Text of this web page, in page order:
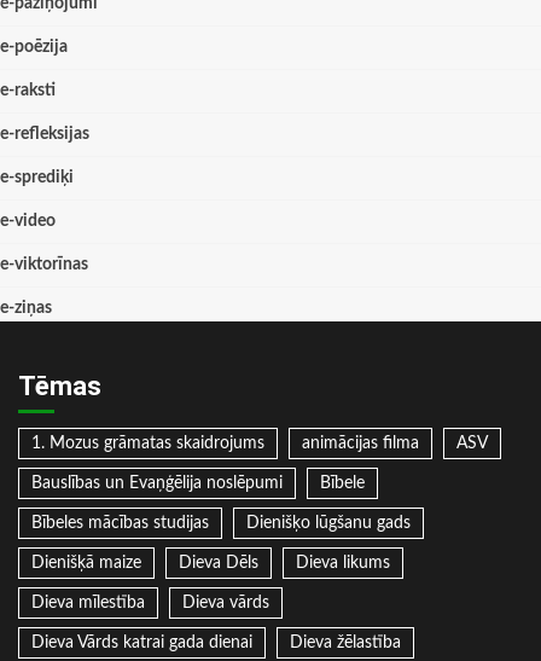
e-paziņojumi
e-poēzija
e-raksti
e-refleksijas
e-sprediķi
e-video
e-viktorīnas
e-ziņas
Tēmas
1. Mozus grāmatas skaidrojums animācijas filma ASV
Bauslības un Evaņģēlija noslēpumi Bībele
Bībeles mācības studijas Dienišķo lūgšanu gads
Dienišķā maize Dieva Dēls Dieva likums
Dieva mīlestība Dieva vārds
Dieva Vārds katrai gada dienai Dieva žēlastība